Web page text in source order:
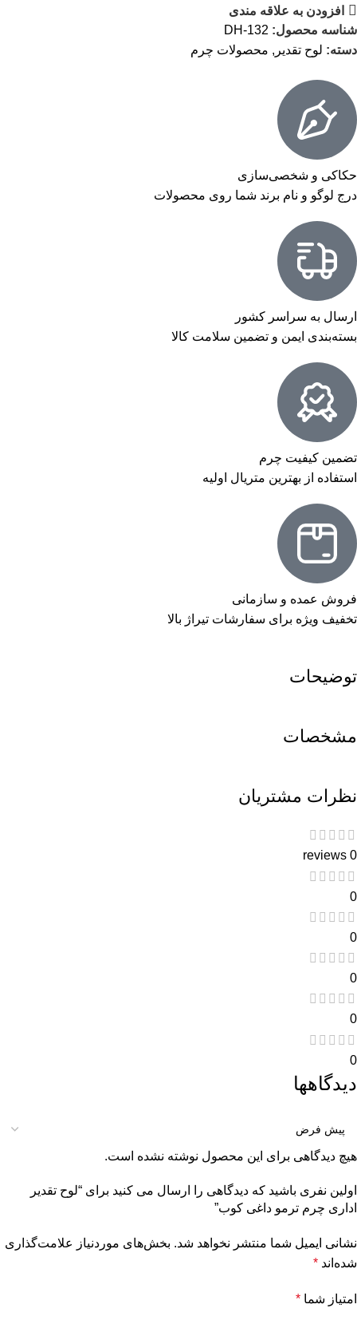
افزودن به علاقه مندی
شناسه محصول: DH-132
دسته: لوح تقدیر , محصولات چرم
حکاکی و شخصی‌سازی
درج لوگو و نام برند شما روی محصولات
ارسال به سراسر کشور
بسته‌بندی ایمن و تضمین سلامت کالا
تضمین کیفیت چرم
استفاده از بهترین متریال اولیه
فروش عمده و سازمانی
تخفیف ویژه برای سفارشات تیراژ بالا
توضیحات
مشخصات
نظرات مشتریان
0 reviews
0
0
0
0
0
دیدگاهها
هیچ دیدگاهی برای این محصول نوشته نشده است.
اولین نفری باشید که دیدگاهی را ارسال می کنید برای “لوح تقدیر
اداری چرم ترمو داغی کوب”
نشانی ایمیل شما منتشر نخواهد شد. بخش‌های موردنیاز علامت‌گذاری
شده‌اند *
امتیاز شما *